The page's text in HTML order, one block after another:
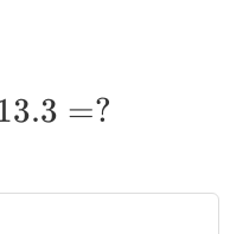
12.5 + 13.3 = ?
=?